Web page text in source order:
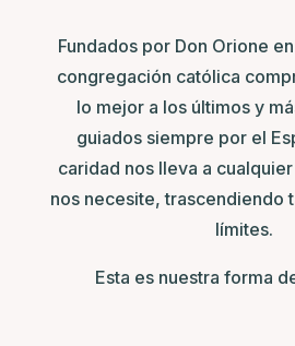
Fundados por Don Orione
congregación católica
lo mejor a los últimos y
guiados siempre por el
caridad nos lleva a
nos necesite, trascendiendo
límites.
Esta es nuestra forma